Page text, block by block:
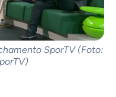
SporTV (Foto: